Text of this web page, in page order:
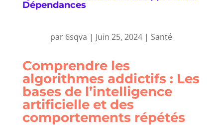
Dépendances
par 6sqva | Juin 25, 2024 | Santé
Comprendre les
algorithmes addictifs : Les
bases de l’intelligence
artificielle et des
comportements répétés